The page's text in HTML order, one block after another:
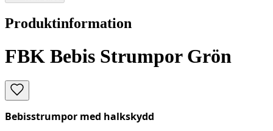
Produktinformation
FBK Bebis Strumpor Grön
Bebisstrumpor med halkskydd